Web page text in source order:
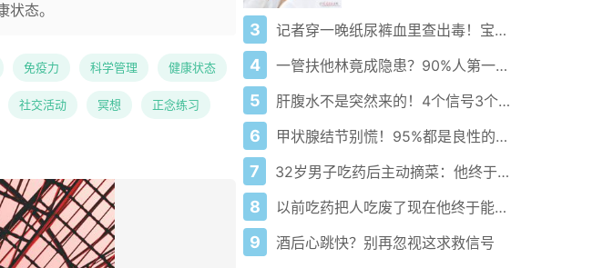
态。
免疫力 科学管理 健康状态
社交活动 冥想 正念练习
3 记者穿一晚纸尿裤血里查出毒！宝宝血液浓度竟是成人的5倍？
4 一管扶他林竟成隐患？90%人第一步就错了！
5 肝腹水不是突然来的！4个信号3个管理要点别等肚子鼓起来
6 甲状腺结节别慌！95%都是良性的科学应对指南
7 32岁男子吃药后主动摘菜：他终于活过来了？
8 以前吃药把人吃废了现在他终于能好起来了
9 酒后心跳快？别再忽视这求救信号